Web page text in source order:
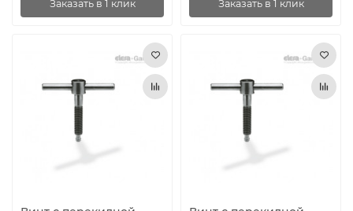
Заказать в 1 клик Заказать в 1 клик